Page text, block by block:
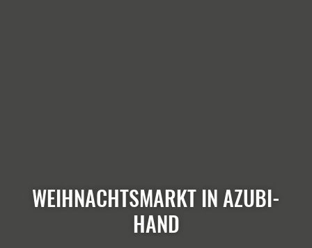
WEIHNACHTSMARKT IN AZUBI-
HAND